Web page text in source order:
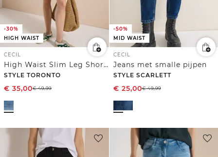
-30%
HIGH WAIST
CECIL
High Waist Slim Leg Shorts in Slim Fit
STYLE TORONTO
€ 35,00€49,99
-50%
MID WAIST
CECIL
Jeans met smalle pijpen
STYLE SCARLETT
€ 25,00€49,99